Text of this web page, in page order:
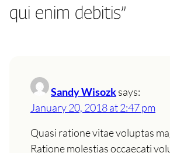
qui enim debitis”
Sandy Wisozksays:
January 20, 2018 at 2:47 pm
Quasi ratione vitae voluptas
Ratione molestias occaecati